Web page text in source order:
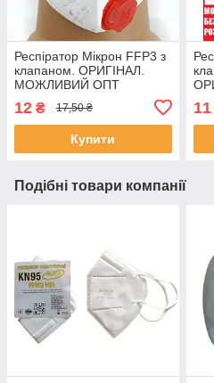
Респіратор Мікрон FFP3 з
клапаном. ОРИГІНАЛ.
МОЖЛИВИЙ ОПТ
12 ₴ 17,50 ₴
Купити
11
Подібні товари компанії